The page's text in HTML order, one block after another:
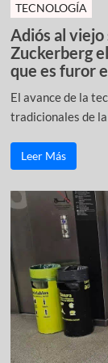
TECNOLOGÍA
Adiós al
Zuckerberg
que es furor
El avance de la
tradicionales de
Leer Más